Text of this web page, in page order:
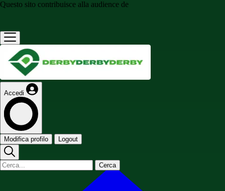
Questo sito contribuisce alla audience de
Accedi
Modifica profilo Logout
Cerca